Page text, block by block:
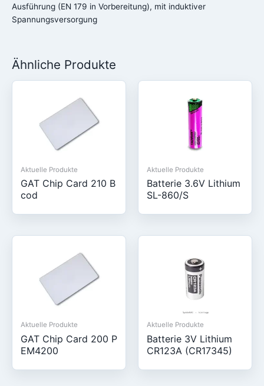
Ausführung (EN 179 in Vorbereitung), mit induktiver
Spannungsversorgung
Ähnliche Produkte
Aktuelle Produkte
GAT Chip Card 210 B
cod
Aktuelle Produkte
Batterie 3.6V Lithium
SL-860/S
Aktuelle Produkte
GAT Chip Card 200 P
EM4200
Aktuelle Produkte
Batterie 3V Lithium
CR123A (CR17345)